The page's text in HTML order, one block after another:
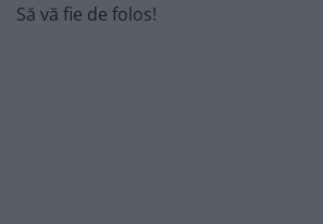
Să vă fie de folos!